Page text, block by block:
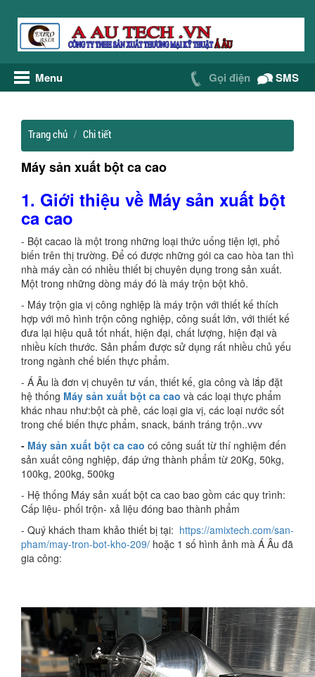
Menu Gọi điện SMS
Trang chủ Chi tiết
Máy sản xuất bột ca cao
1. Giới thiệu về Máy sản xuất bột
ca cao
- Bột cacao là một trong những loại thức uống tiện lợi, phổ
biến trên thị trường. Để có được những gói ca cao hòa tan thì
nhà máy cần có nhiều thiết bị chuyên dụng trong sản xuất.
Một trong những dòng máy đó là máy trộn bột khô.
- Máy trộn gia vị công nghiệp là máy trộn với thiết kế thích
hợp với mô hình trộn công nghiệp, công suất lớn, với thiết kế
đưa lại hiệu quả tốt nhất, hiện đại, chất lượng, hiện đại và
nhiều kích thước. Sản phẩm được sử dụng rất nhiều chủ yếu
trong ngành chế biến thực phẩm.
- Á Âu là đơn vị chuyên tư vấn, thiết kế, gia công và lắp đặt
hệ thống Máy sản xuất bột ca cao và các loại thực phẩm
khác nhau như:bột cà phê, các loại gia vị, các loại nước sốt
trong chế biến thực phẩm, snack, bánh tráng trộn..vvv
- Máy sản xuất bột ca cao có công suất từ thí nghiệm đến
sản xuất công nghiệp, đáp ứng thành phẩm từ 20Kg, 50kg,
100kg, 200kg, 500kg
- Hệ thống Máy sản xuất bột ca cao bao gồm các quy trình:
Cấp liệu- phối trộn- xả liệu đóng bao thành phẩm
- Quý khách tham khảo thiết bị tại: https://amixtech.com/san-
pham/may-tron-bot-kho-209/ hoặc 1 số hình ảnh mà Á Âu đã
gia công: